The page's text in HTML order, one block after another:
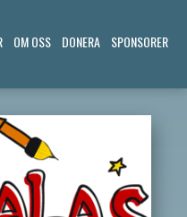
OM OSS DONERA SPONSORER